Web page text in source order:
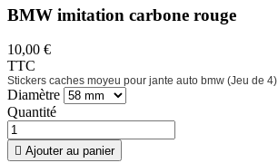
BMW imitation carbone rouge
10,00 €
TTC
Stickers caches moyeu pour jante auto bmw (Jeu de 4)
Diamètre
Quantité
 Ajouter au panier